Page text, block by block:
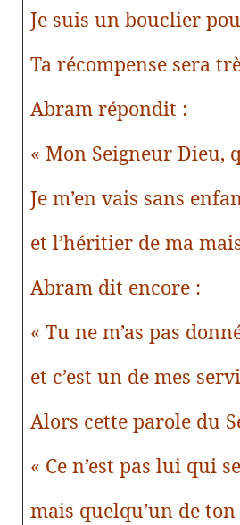
Je suis un bouclier
Ta récompense sera
Abram répondit :
« Mon Seigneur Dieu,
Je m’en vais sans
et l’héritier de ma
Abram dit encore :
« Tu ne m’as pas
et c’est un de mes
Alors cette parole du
« Ce n’est pas lui qui
mais quelqu’un de ton